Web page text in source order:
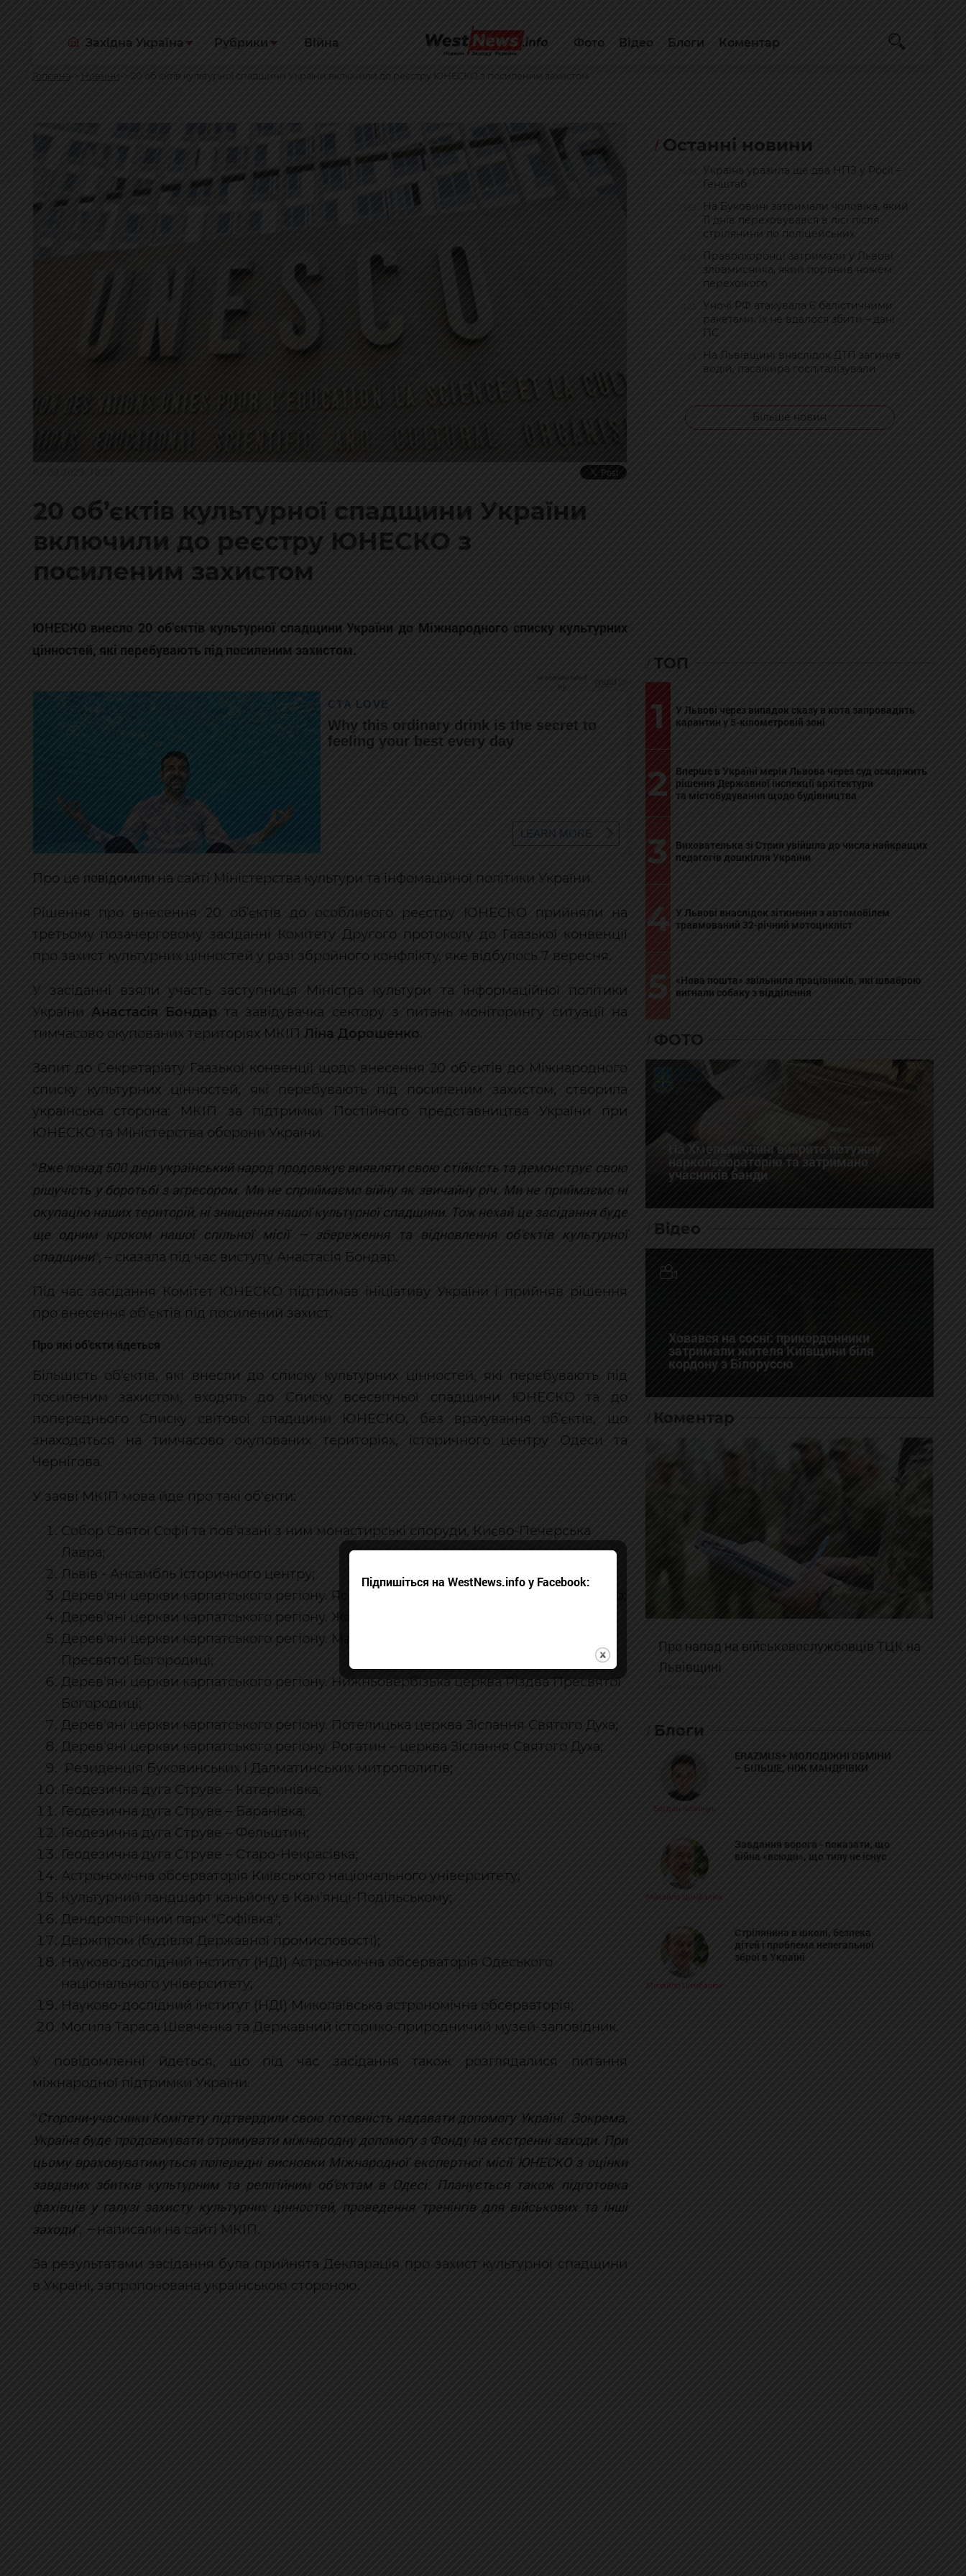
Західна Україна Рубрики Війна Фото Відео Блоги Коментар
Головна Новини 20 об’єктів культурної спадщини України включили до реєстру ЮНЕСКО з посиленим захистом
20 об’єктів культурної спадщини України
включили до реєстру ЮНЕСКО з
посиленим захистом
ЮНЕСКО внесло 20 об’єктів культурної спадщини України до Міжнародного списку культурних
цінностей, які перебувають під посиленим захистом.
Про це повідомили на сайті Міністерства культури та інфомаційної політики України.
Рішення про внесення 20 об’єктів до особливого реєстру ЮНЕСКО прийняли на
третьому позачерговому засіданні Комітету Другого протоколу до Гаазької конвенції
про захист культурних цінностей у разі збройного конфлікту, яке відбулось 7 вересня.
У засіданні взяли участь заступниця Міністра культури та інформаційної політики
України Анастасія Бондар та завідувачка сектору з питань моніторингу ситуації на
тимчасово окупованих територіях МКІП Ліна Дорошенко.
Запит до Секретаріату Гаазької конвенції щодо внесення 20 об'єктів до Міжнародного
списку культурних цінностей, які перебувають під посиленим захистом, створила
українська сторона: МКІП за підтримки Постійного представництва України при
ЮНЕСКО та Міністерства оборони України.
"Вже понад 500 днів український народ продовжує виявляти свою стійкість та демонструє свою
рішучість у боротьбі з агресором. Ми не сприймаємо війну як звичайну річ. Ми не приймаємо ні
окупацію наших територій, ні знищення нашої культурної спадщини. Тож нехай це засідання буде
ще одним кроком нашої спільної місії – збереження та відновлення об’єктів культурної
спадщини", – сказала під час виступу Анастасія Бондар.
Під час засідання Комітет ЮНЕСКО підтримав ініціативу України і прийняв рішення
про внесення об'єктів під посилений захист.
Про які об’єкти йдеться
Більшість об’єктів, які внесли до списку культурних цінностей, які перебувають під
посиленим захистом, входять до Списку всесвітньої спадщини ЮНЕСКО та до
попереднього Списку світової спадщини ЮНЕСКО, без врахування об’єктів, що
знаходяться на тимчасово окупованих територіях, історичного центру Одеси та
Чернігова.
У заяві МКІП мова йде про такі об'єкти:
Собор Святої Софії та пов’язані з ним монастирські споруди, Києво-Печерська
Лавра;
Львів - Ансамбль історичного центру;
Дерев’яні церкви карпатського регіону. Ясінянська церква Вознесіння Господнього;
Дерев’яні церкви карпатського регіону. Жовківська церква Пресвятої Трійці;
Дерев’яні церкви карпатського регіону. Матківська церква Введення в храм
Пресвятої Богородиці;
Дерев’яні церкви карпатського регіону. Нижньовербізька церква Різдва Пресвятої
Богородиці;
Дерев’яні церкви карпатського регіону. Потелицька церква Зіслання Святого Духа;
Дерев’яні церкви карпатського регіону. Рогатин – церква Зіслання Святого Духа;
Резиденція Буковинських і Далматинських митрополитів;
Геодезична дуга Струве – Катеринівка;
Геодезична дуга Струве – Баранівка;
Геодезична дуга Струве – Фельштин;
Геодезична дуга Струве – Старо-Некрасівка;
Астрономічна обсерваторія Київського національного університету;
Культурний ландшафт каньйону в Кам’янці-Подільському;
Дендрологічний парк "Софіївка";
Держпром (будівля Державної промисловості);
Науково-дослідний інститут (НДІ) Астрономічна обсерваторія Одеського
національного університету;
Науково-дослідний інститут (НДІ) Миколаївська астрономічна обсерваторія;
Могила Тараса Шевченка та Державний історико-природничий музей-заповідник.
У повідомленні йдеться, що під час засідання також розглядалися питання
міжнародної підтримки України.
"Сторони-учасники Комітету підтвердили свою готовність надавати допомогу Україні. Зокрема,
Україна буде продовжувати отримувати міжнародну допомогу з Фонду на екстренні заходи. При
цьому враховуватимуться попередні висновки Міжнародної експертної місії ЮНЕСКО з оцінки
завданих збитків культурним та релігійним об’єктам в Одесі. Планується також підготовка
фахівців у галузі захисту культурних цінностей, проведення тренінгів для військових та інші
заходи", – написали на сайті МКІП.
За результатами засідання була прийнята Декларація про захист культурної спадщини
в Україні, запропонована українською стороною.
Останні новини
Україна уразила ще два НПЗ у Росії –
Генштаб
На Буковині затримали чоловіка, який
11 днів переховувався в лісі після
стрілянини по поліцейських
Правоохоронці затримали у Львові
зловмисника, який поранив ножем
перехожого
Уночі РФ атакувала 6 балістичними
ракетами, їх не вдалося збити – дані
ПС
На Львівщині внаслідок ДТП загинув
водій, пасажира госпіталізували
Більше новин
ТОП
1
У Львові через випадок сказу в кота запровадять
карантин у 5-кілометровій зоні
2
Вперше в Україні мерія Львова через суд оскаржить
рішення Державної інспекції архітектури
та містобудування щодо будівництва
3
Вихователька зі Стрия увійшла до числа найкращих
педагогів дошкілля України
4 У Львові внаслідок зіткнення з автомобілем
травмований 32-річний мотоцикліст
5
«Нова пошта» звільнила працівників, які шваброю
вигнали собаку з відділення
ФОТО
На Хмельниччині викрито потужну
нарколабораторію та затримано
учасників банди
Відео
Ховався на сосні: прикордонники
затримали жителя Київщини біля
кордону з Білоруссю
Коментар
Про напад на військовослужбовців ТЦК на
Львівщині
Блоги
Богдан Козійчук
ERAZMUS+ МОЛОДІЖНІ ОБМІНИ
– БІЛЬШЕ, НІЖ МАНДРІВКИ
Михайло Цимбалюк
Завдання ворога - показати, що
війна «всюди», що тилу не існує
Михайло Цимбалюк
Стрілянина в школі, безпека
дітей і проблема нелегальної
зброї в Україні
Підпишіться на WestNews.info у Facebook: